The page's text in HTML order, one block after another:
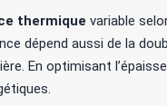
thermique variable
dépend aussi de la
En optimisant